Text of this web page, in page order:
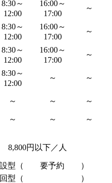
8:30～
12:00
16:00～
17:00
～
8:30～
12:00
16:00～
17:00
～
8:30～
12:00
16:00～
17:00
～
8:30～
12:00
～ ～
～ ～ ～
～ ～ ～
8,800円以下／人
設型（ 要予約 ）
回型（ ）